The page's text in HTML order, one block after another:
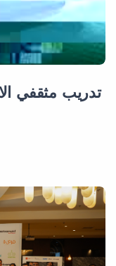
تدريب مثقفي